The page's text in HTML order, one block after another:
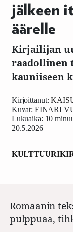
jälkeen
äärelle
Kirjailijan
raadollinen
kauniiseen
20.5.2026
Kirjoittanut:
Kuvat: EINARI
Lukuaika: 10
KULTTUURI
Romaanin
pulppuaa,